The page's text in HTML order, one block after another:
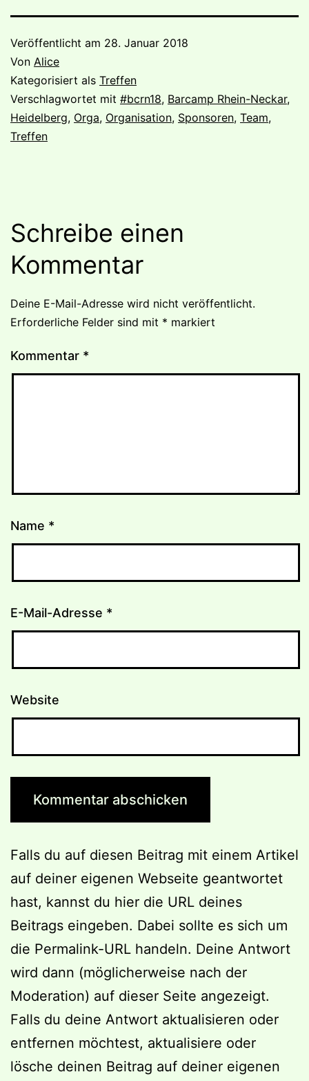
Veröffentlicht am 28. Januar 2018
Von Alice
Kategorisiert als Treffen
Verschlagwortet mit #bcrn18, Barcamp Rhein-Neckar,
Heidelberg, Orga, Organisation, Sponsoren, Team,
Treffen
Schreibe einen
Kommentar
Deine E-Mail-Adresse wird nicht veröffentlicht.
Erforderliche Felder sind mit * markiert
Kommentar *
Name *
E-Mail-Adresse *
Website
Falls du auf diesen Beitrag mit einem Artikel
auf deiner eigenen Webseite geantwortet
hast, kannst du hier die URL deines
Beitrags eingeben. Dabei sollte es sich um
die Permalink-URL handeln. Deine Antwort
wird dann (möglicherweise nach der
Moderation) auf dieser Seite angezeigt.
Falls du deine Antwort aktualisieren oder
entfernen möchtest, aktualisiere oder
lösche deinen Beitrag auf deiner eigenen